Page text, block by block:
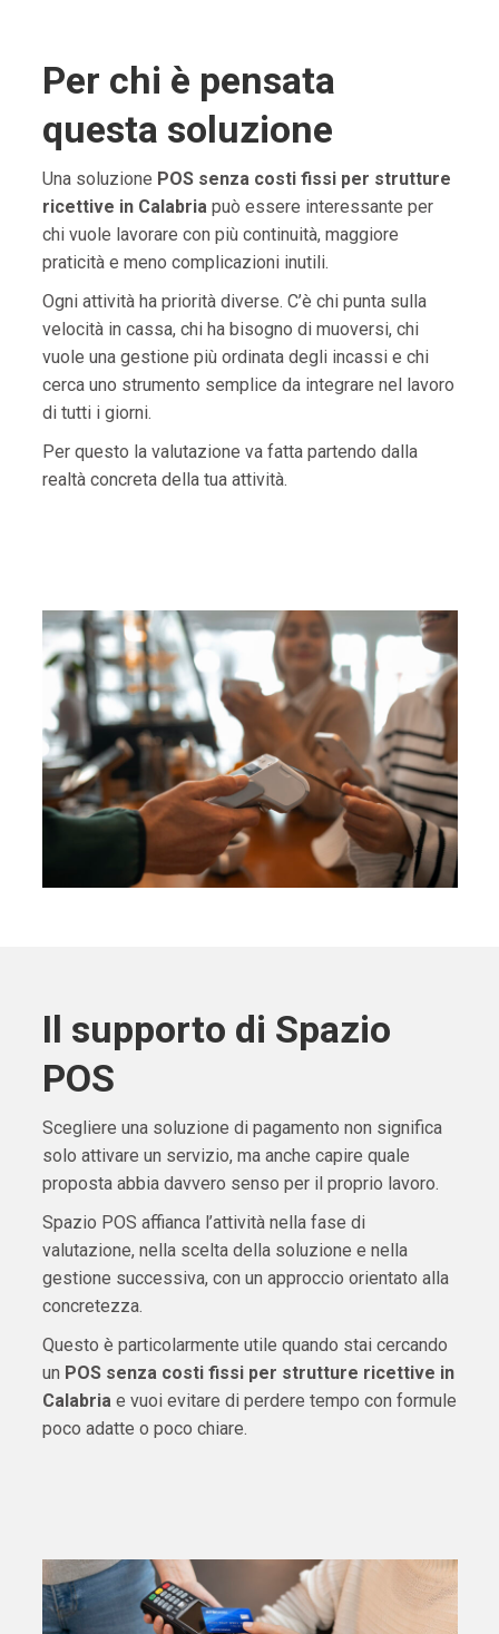
Per chi è pensata
questa soluzione
Una soluzione POS senza costi fissi per strutture
ricettive in Calabriapuò essere interessante per
chi vuole lavorare con più continuità, maggiore
praticità e meno complicazioni inutili.
Ogni attività ha priorità diverse. C’è chi punta sulla
velocità in cassa, chi ha bisogno di muoversi, chi
vuole una gestione più ordinata degli incassi e chi
cerca uno strumento semplice da integrare nel lavoro
di tutti i giorni.
Per questo la valutazione va fatta partendo dalla
realtà concreta della tua attività.
Il supporto di Spazio
POS
Scegliere una soluzione di pagamento non significa
solo attivare un servizio, ma anche capire quale
proposta abbia davvero senso per il proprio lavoro.
Spazio POS affianca l’attività nella fase di
valutazione, nella scelta della soluzione e nella
gestione successiva, con un approccio orientato alla
concretezza.
Questo è particolarmente utile quando stai cercando
un POS senza costi fissi per strutture ricettive in
Calabriae vuoi evitare di perdere tempo con formule
poco adatte o poco chiare.